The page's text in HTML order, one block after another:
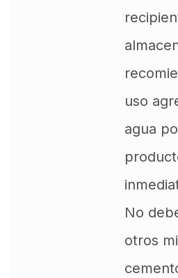
uso
agua
No
otros